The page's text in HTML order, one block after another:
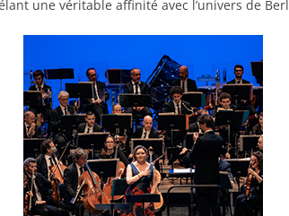
une véritable affinité avec l’univers de